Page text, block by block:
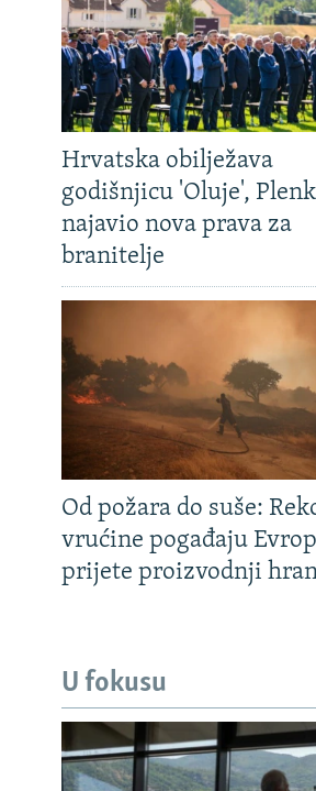
Hrvatska obilježava
godišnjicu 'Oluje',
najavio nova prava za
branitelje
Od požara do suše:
vrućine pogađaju
prijete proizvodnji
U fokusu